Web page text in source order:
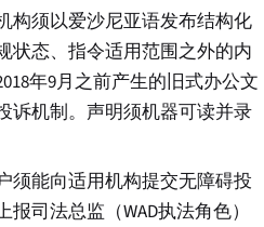
构须以爱沙尼亚语发布结构化
状态、指令适用范围之外的内
年9月之前产生的旧式办公文
诉机制。声明须机器可读并录
须能向适用机构提交无障碍投
司法总监（WAD执法角色）